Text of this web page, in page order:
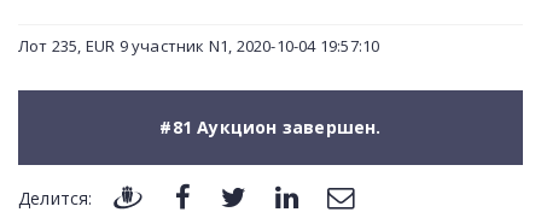
Лот 235, EUR 9 участник N1, 2020-10-04 19:57:10
#81 Аукцион завершен.
Делится: